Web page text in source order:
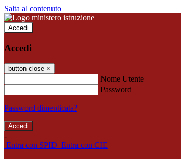
Salta al contenuto
Accedi
Accedi
button close ×
Nome Utente
Password
Password dimenticata?
-
Entra con SPID Entra con CIE